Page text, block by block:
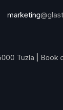
marketing
Tuzla | Book